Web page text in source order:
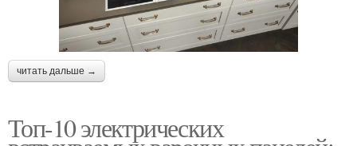
читать дальше →
Топ-10 электрических